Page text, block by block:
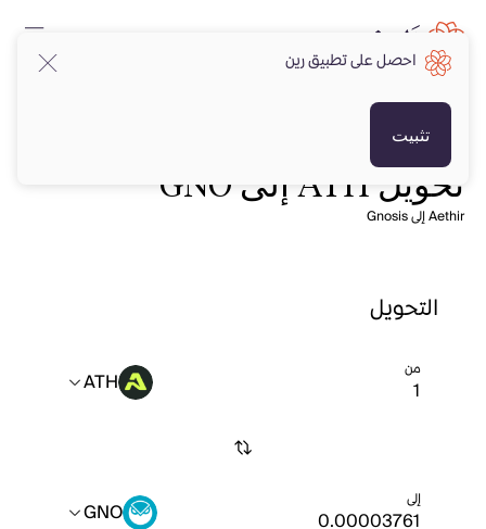
تحويل ATH إلى GNO
Aethir إلى Gnosis
التحويل
من ATH
إلى GNO
احصل على تطبيق رين
تثبيت